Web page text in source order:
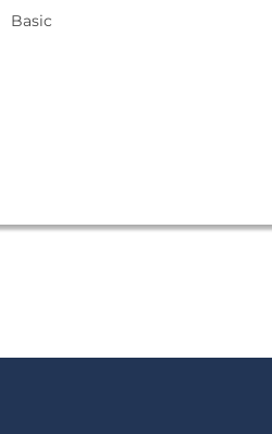
Basic